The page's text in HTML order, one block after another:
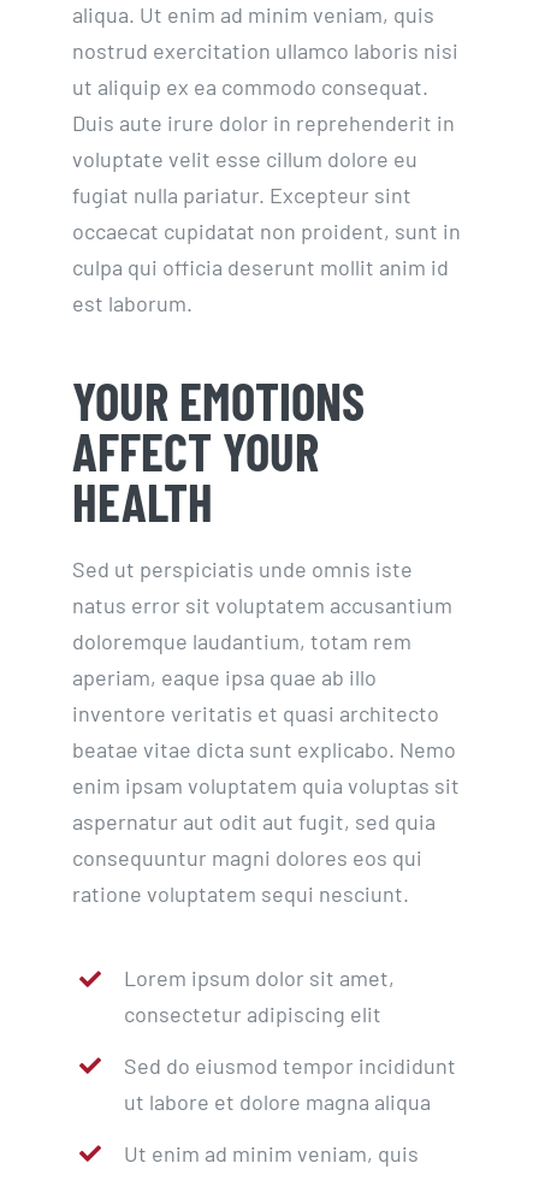
aliqua. Ut enim ad minim veniam, quis
nostrud exercitation ullamco laboris nisi
ut aliquip ex ea commodo consequat.
Duis aute irure dolor in reprehenderit in
voluptate velit esse cillum dolore eu
fugiat nulla pariatur. Excepteur sint
occaecat cupidatat non proident, sunt in
culpa qui officia deserunt mollit anim id
est laborum.
YOUR EMOTIONS
AFFECT YOUR
HEALTH
Sed ut perspiciatis unde omnis iste
natus error sit voluptatem accusantium
doloremque laudantium, totam rem
aperiam, eaque ipsa quae ab illo
inventore veritatis et quasi architecto
beatae vitae dicta sunt explicabo. Nemo
enim ipsam voluptatem quia voluptas sit
aspernatur aut odit aut fugit, sed quia
consequuntur magni dolores eos qui
ratione voluptatem sequi nesciunt.
Lorem ipsum dolor sit amet,
consectetur adipiscing elit
Sed do eiusmod tempor incididunt
ut labore et dolore magna aliqua
Ut enim ad minim veniam, quis